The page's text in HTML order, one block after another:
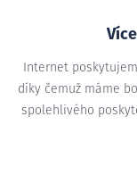
Internet
díky čemuž máme
spolehlivého